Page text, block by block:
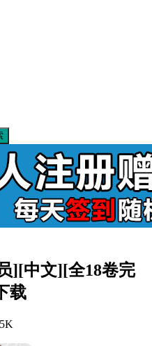
][中文][全18卷完
载